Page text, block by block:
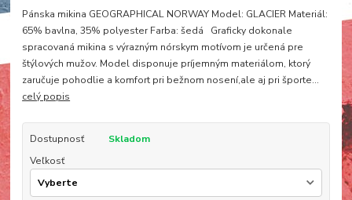
Pánska mikina GEOGRAPHICAL NORWAY Model: GLACIER Materiál:
65% bavlna, 35% polyester Farba: šedá Graficky dokonale
spracovaná mikina s výrazným nórskym motívom je určená pre
štýlových mužov. Model disponuje príjemným materiálom, ktorý
zaručuje pohodlie a komfort pri bežnom nosení,ale aj pri športe...
celý popis
Dostupnosť
Skladom
Veľkosť